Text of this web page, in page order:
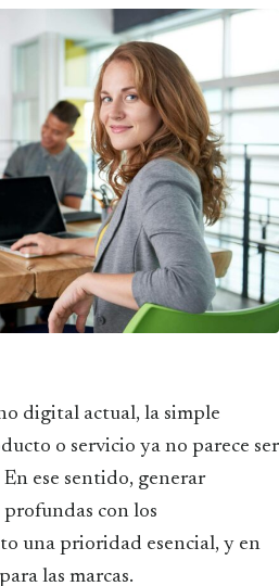
o servicio ya no parece ser
ese sentido, generar
con los
una prioridad esencial, y en
las marcas.